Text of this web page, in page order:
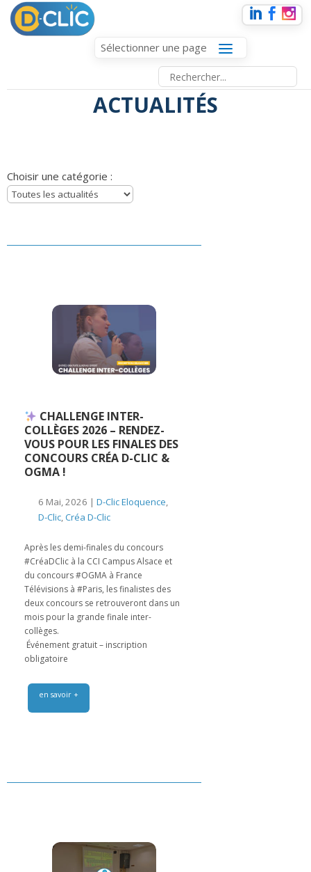
Sélectionner une page
ACTUALITÉS
Choisir une catégorie :
CHALLENGE INTER-
COLLÈGES 2026 – RENDEZ-
VOUS POUR LES FINALES DES
CONCOURS CRÉA D-CLIC &
OGMA !
6 Mai, 2026 | D-Clic Eloquence,
D-Clic,Créa D-Clic
Après les demi-finales du concours
#CréaDClic à la CCI Campus Alsace et
du concours #OGMA à France
Télévisions à #Paris, les finalistes des
deux concours se retrouveront dans un
mois pour la grande finale inter-
collèges.
️ Événement gratuit – inscription
obligatoire
en savoir +